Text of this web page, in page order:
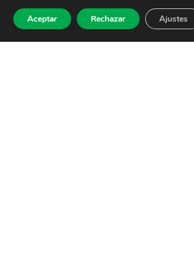
Aceptar Rechazar Ajustes